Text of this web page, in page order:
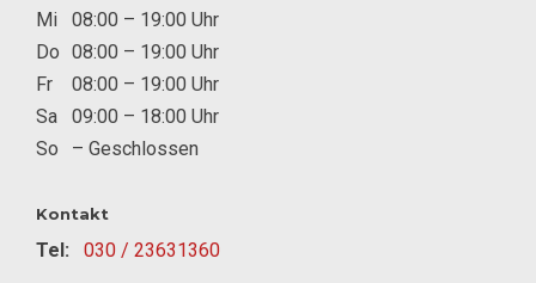
Mi
08:00 – 19:00 Uhr
Do 08:00 – 19:00 Uhr
Fr
08:00 – 19:00 Uhr
Sa
09:00 – 18:00 Uhr
So
– Geschlossen
Kontakt
Tel: 030 / 23631360